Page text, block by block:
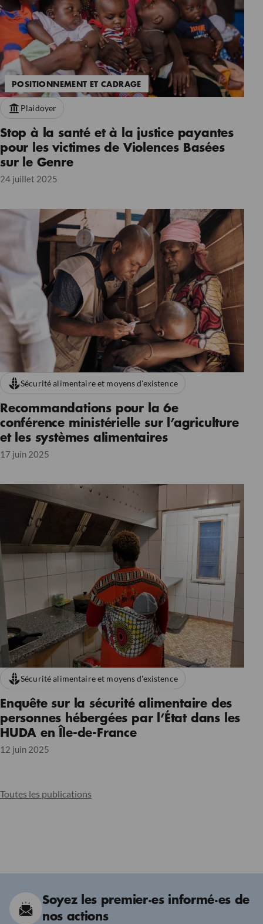
Toutes les publications
POSITIONNEMENT ET CADRAGE
Plaidoyer
Stop à la santé et à la justice payantes
pour les victimes de Violences Basées
sur le Genre
24 juillet 2025
Sécurité alimentaire et moyens d'existence
Recommandations pour la 6e
conférence ministérielle sur l’agriculture
et les systèmes alimentaires
17 juin 2025
Sécurité alimentaire et moyens d'existence
Enquête sur la sécurité alimentaire des
personnes hébergées par l’État dans les
HUDA en Île-de-France
12 juin 2025
Soyez les premier·es informé·es de
nos actions